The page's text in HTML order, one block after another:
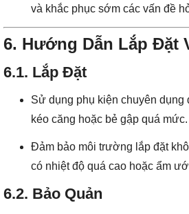
và khắc phục sớm các vấn đề
6. Hướng Dẫn Lắp Đặt
6.1. Lắp Đặt
Sử dụng phụ kiện chuyên dụng
kéo căng hoặc bẻ gập quá mức.
Đảm bảo môi trường lắp đặt
có nhiệt độ quá cao hoặc ẩm
6.2. Bảo Quản